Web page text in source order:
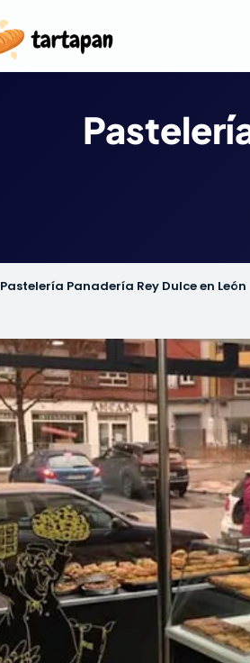
Pastelería Panadería Rey Dulce en León